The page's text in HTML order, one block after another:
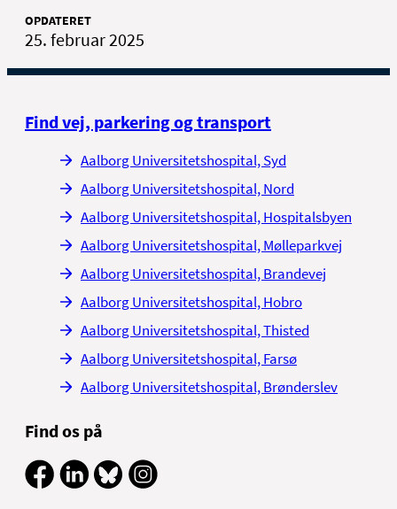
OPDATERET
25. februar 2025
Find vej, parkering og transport
Aalborg Universitetshospital, Syd
Aalborg Universitetshospital, Nord
Aalborg Universitetshospital, Hospitalsbyen
Aalborg Universitetshospital, Mølleparkvej
Aalborg Universitetshospital, Brandevej
Aalborg Universitetshospital, Hobro
Aalborg Universitetshospital, Thisted
Aalborg Universitetshospital, Farsø
Aalborg Universitetshospital, Brønderslev
Find os på